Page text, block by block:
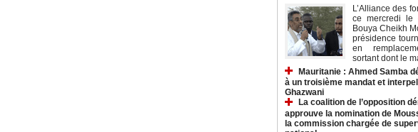
L’Alliance des
ce mercredi le
Bouya Cheikh
présidence
en
sortant dont le
Mauritanie : Ahmed Samba
à un troisième mandat et
Ghazwani
La coalition de l’opposition
approuve la nomination de
la commission chargée de